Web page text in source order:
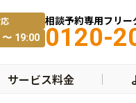
〜 19:00
相談予約専用フリー
0120-
サービス料金